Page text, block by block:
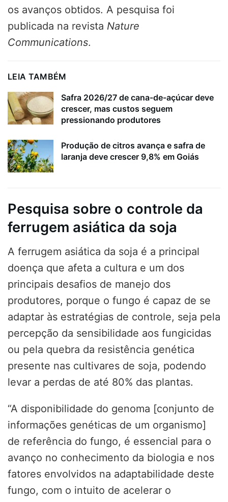
os avanços obtidos. A pesquisa foi
publicada na revista Nature
Communications.
LEIA TAMBÉM
Safra 2026/27 de cana-de-açúcar deve
crescer, mas custos seguem
pressionando produtores
Produção de citros avança e safra de
laranja deve crescer 9,8% em Goiás
Pesquisa sobre o controle da
ferrugem asiática da soja
A ferrugem asiática da soja é a principal
doença que afeta a cultura e um dos
principais desafios de manejo dos
produtores, porque o fungo é capaz de se
adaptar às estratégias de controle, seja pela
percepção da sensibilidade aos fungicidas
ou pela quebra da resistência genética
presente nas cultivares de soja, podendo
levar a perdas de até 80% das plantas.
“A disponibilidade do genoma [conjunto de
informações genéticas de um organismo]
de referência do fungo, é essencial para o
avanço no conhecimento da biologia e nos
fatores envolvidos na adaptabilidade deste
fungo, com o intuito de acelerar o